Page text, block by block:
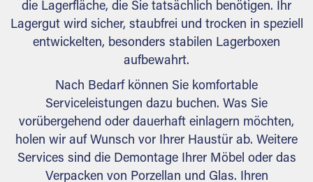
die Lagerfläche, die Sie tatsächlich benötigen. Ihr
Lagergut wird sicher, staubfrei und trocken in speziell
entwickelten, besonders stabilen Lagerboxen
aufbewahrt.
Nach Bedarf können Sie komfortable
Serviceleistungen dazu buchen. Was Sie
vorübergehend oder dauerhaft einlagern möchten,
holen wir auf Wunsch vor Ihrer Haustür ab. Weitere
Services sind die Demontage Ihrer Möbel oder das
Verpacken von Porzellan und Glas. Ihren